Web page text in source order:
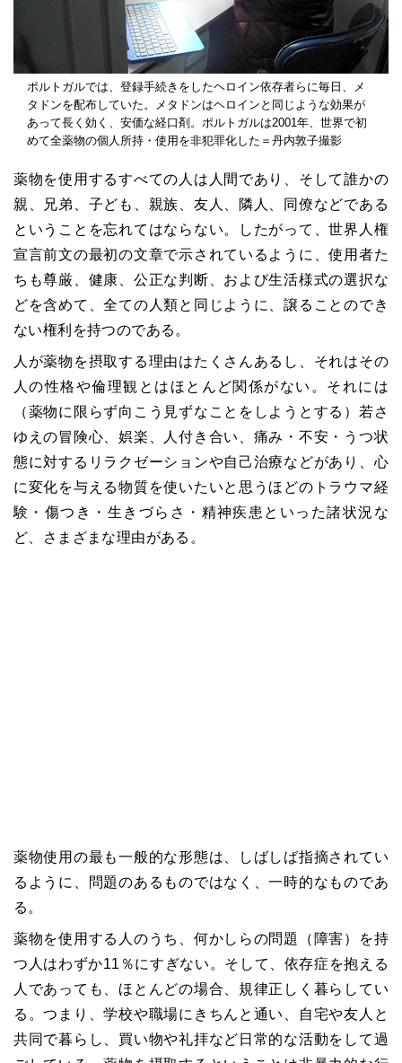
ポルトガルでは、登録手続きをしたヘロイン依存者らに毎日、メ
タドンを配布していた。メタドンはヘロインと同じような効果が
あって長く効く、安価な経口剤。ポルトガルは2001年、世界で初
めて全薬物の個人所持・使用を非犯罪化した＝丹内敦子撮影
薬物を使用するすべての人は人間であり、そして誰かの
親、兄弟、子ども、親族、友人、隣人、同僚などである
ということを忘れてはならない。したがって、世界人権
宣言前文の最初の文章で示されているように、使用者た
ちも尊厳、健康、公正な判断、および生活様式の選択な
どを含めて、全ての人類と同じように、譲ることのでき
ない権利を持つのである。
人が薬物を摂取する理由はたくさんあるし、それはその
人の性格や倫理観とはほとんど関係がない。それには
（薬物に限らず向こう見ずなことをしようとする）若さ
ゆえの冒険心、娯楽、人付き合い、痛み・不安・うつ状
態に対するリラクゼーションや自己治療などがあり、心
に変化を与える物質を使いたいと思うほどのトラウマ経
験・傷つき・生きづらさ・精神疾患といった諸状況な
ど、さまざまな理由がある。
薬物使用の最も一般的な形態は、しばしば指摘されてい
るように、問題のあるものではなく、一時的なものであ
る。
薬物を使用する人のうち、何かしらの問題（障害）を持
つ人はわずか11 ％にすぎない。そして、依存症を抱える
人であっても、ほとんどの場合、規律正しく暮らしてい
る。つまり、学校や職場にきちんと通い、自宅や友人と
共同で暮らし、買い物や礼拝など日常的な活動をして過